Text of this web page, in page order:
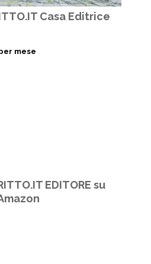
Casa Editrice
mese
EDITORE su